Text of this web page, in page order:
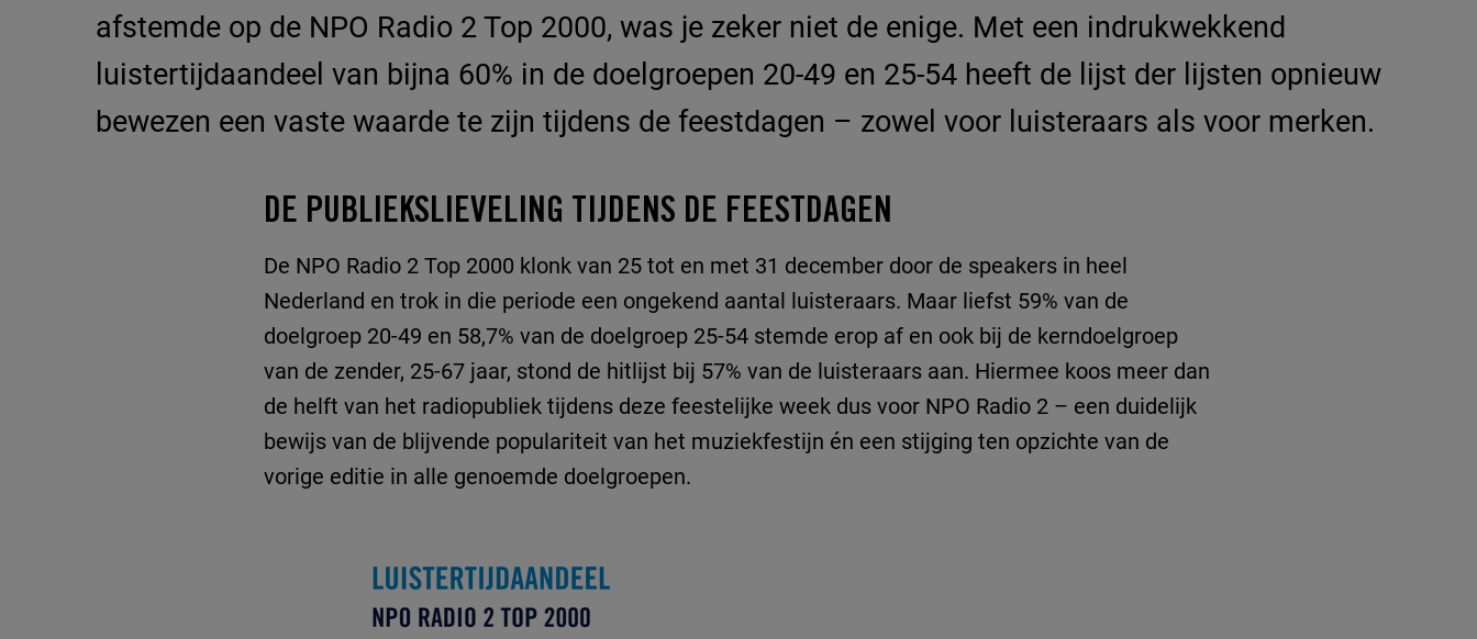
afstemde op de NPO Radio 2 Top 2000, was je zeker niet de enige. Met een indrukwekkend
luistertijdaandeel van bijna 60% in de doelgroepen 20-49 en 25-54 heeft de lijst der lijsten opnieuw
bewezen een vaste waarde te zijn tijdens de feestdagen – zowel voor luisteraars als voor merken.
DE PUBLIEKSLIEVELING TIJDENS DE FEESTDAGEN
De NPO Radio 2 Top 2000 klonk van 25 tot en met 31 december door de speakers in heel
Nederland en trok in die periode een ongekend aantal luisteraars. Maar liefst 59% van de
doelgroep 20-49 en 58,7% van de doelgroep 25-54 stemde erop af en ook bij de kerndoelgroep
van de zender, 25-67 jaar, stond de hitlijst bij 57% van de luisteraars aan. Hiermee koos meer dan
de helft van het radiopubliek tijdens deze feestelijke week dus voor NPO Radio 2 – een duidelijk
bewijs van de blijvende populariteit van het muziekfestijn én een stijging ten opzichte van de
vorige editie in alle genoemde doelgroepen.